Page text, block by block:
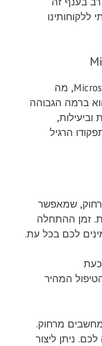
ללקוחותינו
המומחיות שלנו מוסמכת על ידי Microsoft, מה
ברמה הגבוהה
וביעילות,
הרגיל
שמאפשר
זמן ההתחלה
כעת
המהיר
מחשבים מרחוק.
ניתן ליצור